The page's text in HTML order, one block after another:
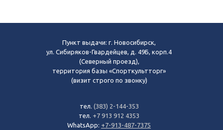
Пункт выдачи: г. Новосибирск,
ул. Сибиряков-Гвардейцев, д. 49Б, корп.4
(Северный проезд),
территория базы «Спорткультторг»
(визит строго по звонку)
тел. (383) 2-144-353
тел. +7 913 912 4353
WhatsApp: +7-913-487-7375